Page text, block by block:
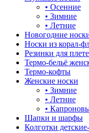
• Осенние
• Зимние
• Летние
Новогодние
Носки из корал-
Резинки для
Термо-бельё
Термо-кофты
Женские носки
• Зимние
• Летние
•
Шапки и шарфы
Колготки